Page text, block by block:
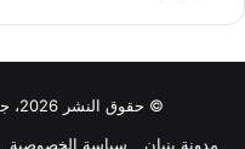
© حقوق النشر 2026، جميع الحقوق محفوظة لمجلة بنيان
مدونة بنيان
سياسة الخصوصية